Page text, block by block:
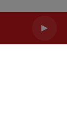
Plan du site